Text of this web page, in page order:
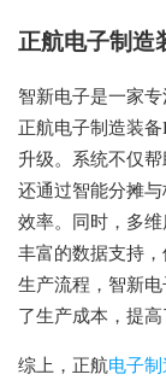
正航电子制造
智新电子是一家
正航电子制造装
升级。系统不仅
还通过智能分摊
效率。同时，多
丰富的数据支持
生产流程，智新
了生产成本，提高
综上，正航电子制